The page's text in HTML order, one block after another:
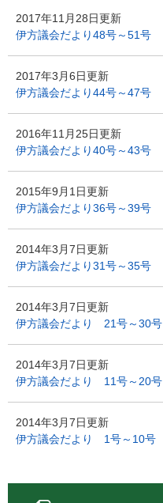
2017年11月28日更新
伊方議会だより48号～51号
2017年3月6日更新
伊方議会だより44号～47号
2016年11月25日更新
伊方議会だより40号～43号
2015年9月1日更新
伊方議会だより36号～39号
2014年3月7日更新
伊方議会だより31号～35号
2014年3月7日更新
伊方議会だより 21号～30号
2014年3月7日更新
伊方議会だより 11号～20号
2014年3月7日更新
伊方議会だより 1号～10号